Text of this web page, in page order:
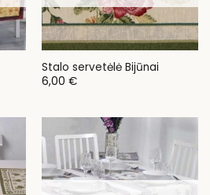
Stalo servetėlė Bijūnai
6,00 €